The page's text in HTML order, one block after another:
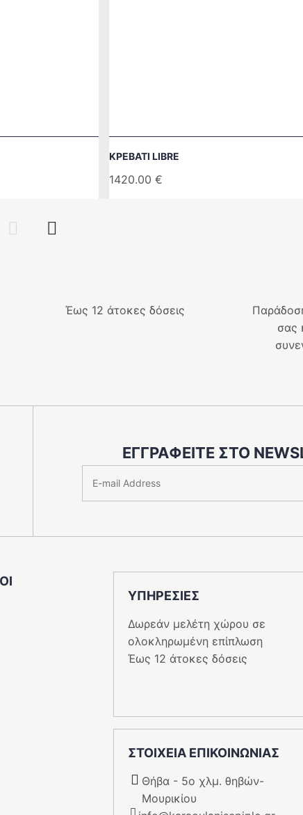
Previous
ΚΡΕΒΆΤΙ LIBRE
1420.00 €
Next
Έως 12 άτοκες δόσεις
σας
ΕΓΓΡΑΦΕΊΤΕ ΣΤΟ
ΥΠΗΡΕΣIΕΣ
Δωρεάν μελέτη χώρου σε
ολοκληρωμένη επίπλωση
Έως 12 άτοκες δόσεις
ΣΤΟΙΧΕΙΑ ΕΠΙΚΟΙΝΩΝΙΑΣ
Θήβα - 5o χλμ. θηβών-
Μουρικίου